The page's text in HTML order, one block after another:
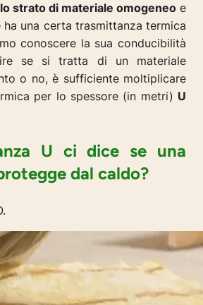
strato di materiale omogeneo e
una certa trasmittanza termica
conoscere la sua conducibilità
se si tratta di un materiale
o no, è sufficiente moltiplicare
per lo spessore (in metri) U
U ci dice se una
dal caldo?